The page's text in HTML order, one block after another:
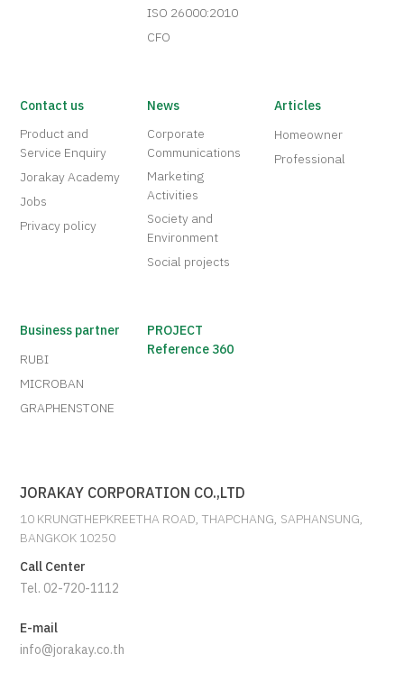
ISO 26000:2010
CFO
Contact us
Product and
Service Enquiry
Jorakay Academy
Jobs
Privacy policy
News
Corporate
Communications
Marketing
Activities
Society and
Environment
Social projects
Articles
Homeowner
Professional
Business partner
RUBI
MICROBAN
GRAPHENSTONE
PROJECT
Reference 360
JORAKAY CORPORATION CO.,LTD
10 KRUNGTHEPKREETHA ROAD, THAPCHANG, SAPHANSUNG,
BANGKOK 10250
Call Center
Tel. 02-720-1112
E-mail
info@jorakay.co.th